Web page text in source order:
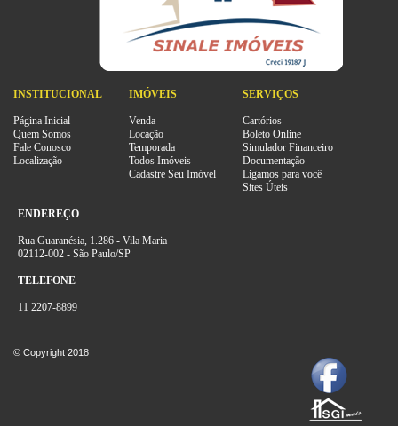
INSTITUCIONAL
Página Inicial
Quem Somos
Fale Conosco
Localização
IMÓVEIS
Venda
Locação
Temporada
Todos Imóveis
Cadastre Seu Imóvel
SERVIÇOS
Cartórios
Boleto Online
Simulador Financeiro
Documentação
Ligamos para você
Sites Úteis
ENDEREÇO
Rua Guaranésia, 1.286 - Vila Maria
02112-002 - São Paulo/SP
TELEFONE
11 2207-8899
© Copyright 2018